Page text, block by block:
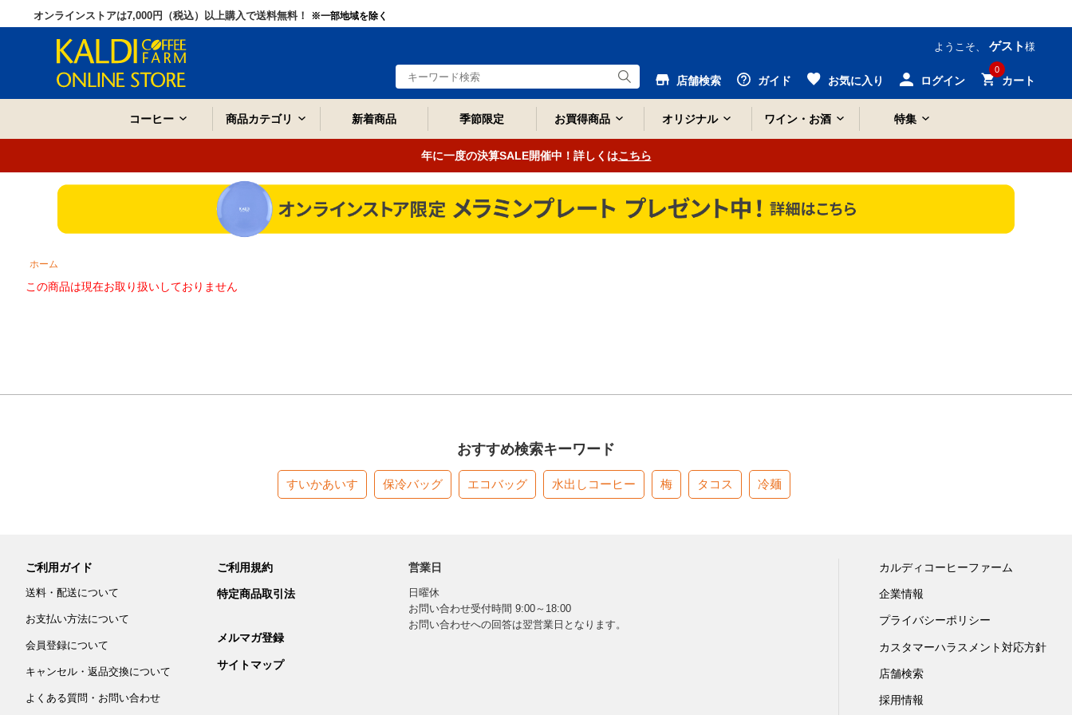
オンラインストアは7,000円（税込）以上購入で送料無料！ ※一部地域を除く
ようこそ、 ゲスト 様
店舗検索 ガイド お気に入り ログイン
0
カート
コーヒー 商品カテゴリ 新着商品 季節限定 お買得商品 オリジナル ワイン・お酒 特集
年に一度の決算SALE開催中！詳しくはこちら
ホーム
この商品は現在お取り扱いしておりません
おすすめ検索キーワード
すいかあいす 保冷バッグ エコバッグ 水出しコーヒー 梅 タコス 冷麺
ご利用ガイド
送料・配送について
お支払い方法について
会員登録について
キャンセル・返品交換について
よくある質問・お問い合わせ
ご利用規約
特定商品取引法
メルマガ登録
サイトマップ
営業日
日曜休
お問い合わせ受付時間 9:00～18:00
お問い合わせへの回答は翌営業日となります。
カルディコーヒーファーム
企業情報
プライバシーポリシー
カスタマーハラスメント対応方針
店舗検索
採用情報